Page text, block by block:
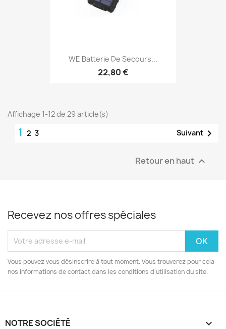
WE Batterie De Secours...
22,80 €
Affichage 1-12 de 29 article(s)
1 2 3 Suivant 
Retour en haut 
Recevez nos offres spéciales
Vous pouvez vous désinscrire à tout moment. Vous trouverez pour cela
nos informations de contact dans les conditions d'utilisation du site.
NOTRE SOCIÉTÉ 